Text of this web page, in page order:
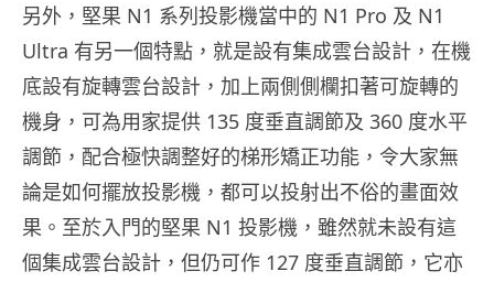
另外，堅果 N1 系列投影機當中的 N1 Pro 及 N1
Ultra 有另一個特點，就是設有集成雲台設計，在機
底設有旋轉雲台設計，加上兩側側欄扣著可旋轉的
機身，可為用家提供 135 度垂直調節及 360 度水平
調節，配合極快調整好的梯形矯正功能，令大家無
論是如何擺放投影機，都可以投射出不俗的畫面效
果。至於入門的堅果 N1 投影機，雖然就未設有這
個集成雲台設計，但仍可作 127 度垂直調節，它亦